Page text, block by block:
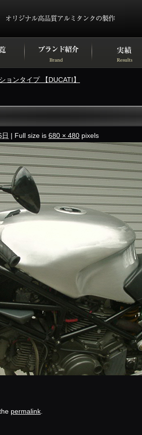
ンタイプ 【DUCATI】
| Full size is 680 × 480 pixels
permalink